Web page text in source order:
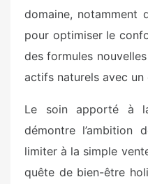
domaine, notamment
pour optimiser le
des formules
actifs naturels avec un
Le soin apporté à
démontre l’ambition
limiter à la simple
quête de bien-être